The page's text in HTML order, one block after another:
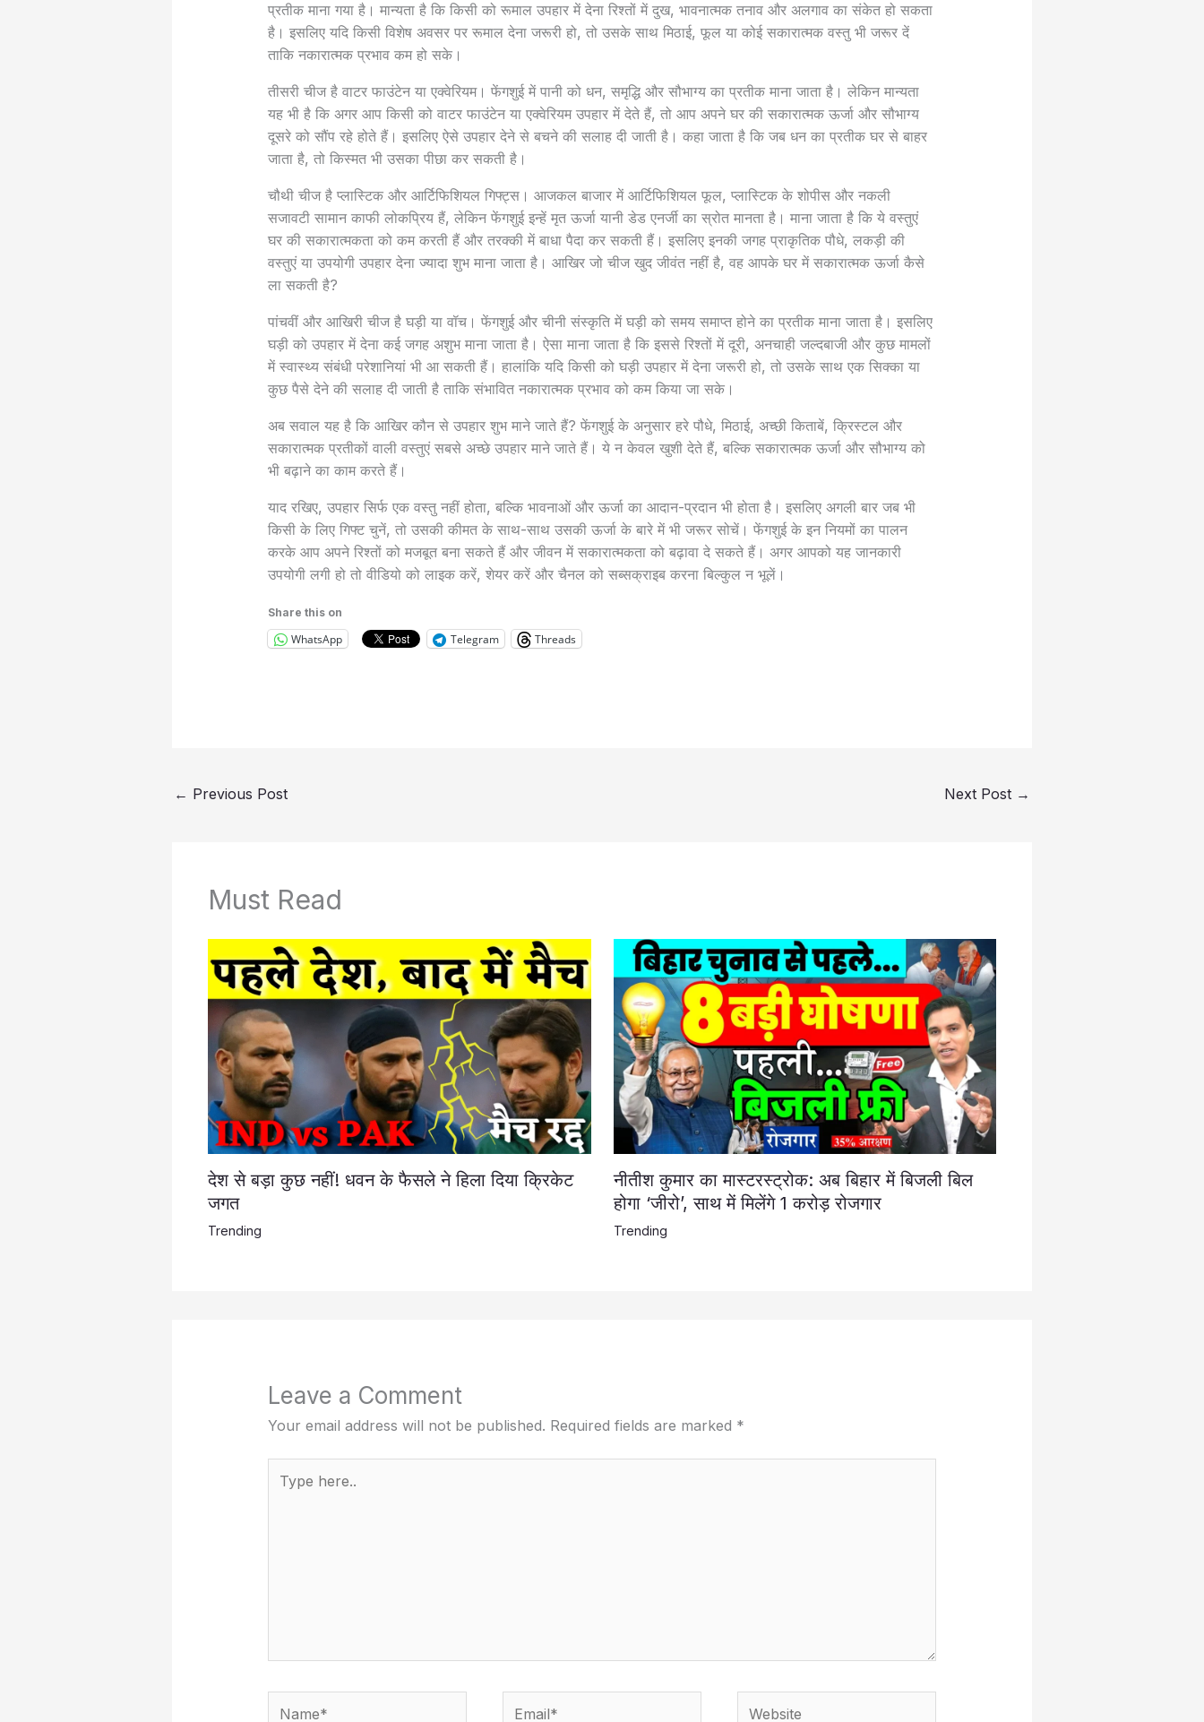
प्रतीक माना गया है। मान्यता है कि किसी को रूमाल उपहार में देना रिश्तों में दुख, भावनात्मक तनाव और अलगाव का संकेत हो सकता
है। इसलिए यदि किसी विशेष अवसर पर रूमाल देना जरूरी हो, तो उसके साथ मिठाई, फूल या कोई सकारात्मक वस्तु भी जरूर दें
ताकि नकारात्मक प्रभाव कम हो सके।
तीसरी चीज है वाटर फाउंटेन या एक्वेरियम। फेंगशुई में पानी को धन, समृद्धि और सौभाग्य का प्रतीक माना जाता है। लेकिन मान्यता
यह भी है कि अगर आप किसी को वाटर फाउंटेन या एक्वेरियम उपहार में देते हैं, तो आप अपने घर की सकारात्मक ऊर्जा और सौभाग्य
दूसरे को सौंप रहे होते हैं। इसलिए ऐसे उपहार देने से बचने की सलाह दी जाती है। कहा जाता है कि जब धन का प्रतीक घर से बाहर
जाता है, तो किस्मत भी उसका पीछा कर सकती है।
चौथी चीज है प्लास्टिक और आर्टिफिशियल गिफ्ट्स। आजकल बाजार में आर्टिफिशियल फूल, प्लास्टिक के शोपीस और नकली
सजावटी सामान काफी लोकप्रिय हैं, लेकिन फेंगशुई इन्हें मृत ऊर्जा यानी डेड एनर्जी का स्रोत मानता है। माना जाता है कि ये वस्तुएं
घर की सकारात्मकता को कम करती हैं और तरक्की में बाधा पैदा कर सकती हैं। इसलिए इनकी जगह प्राकृतिक पौधे, लकड़ी की
वस्तुएं या उपयोगी उपहार देना ज्यादा शुभ माना जाता है। आखिर जो चीज खुद जीवंत नहीं है, वह आपके घर में सकारात्मक ऊर्जा कैसे
ला सकती है?
पांचवीं और आखिरी चीज है घड़ी या वॉच। फेंगशुई और चीनी संस्कृति में घड़ी को समय समाप्त होने का प्रतीक माना जाता है। इसलिए
घड़ी को उपहार में देना कई जगह अशुभ माना जाता है। ऐसा माना जाता है कि इससे रिश्तों में दूरी, अनचाही जल्दबाजी और कुछ मामलों
में स्वास्थ्य संबंधी परेशानियां भी आ सकती हैं। हालांकि यदि किसी को घड़ी उपहार में देना जरूरी हो, तो उसके साथ एक सिक्का या
कुछ पैसे देने की सलाह दी जाती है ताकि संभावित नकारात्मक प्रभाव को कम किया जा सके।
अब सवाल यह है कि आखिर कौन से उपहार शुभ माने जाते हैं? फेंगशुई के अनुसार हरे पौधे, मिठाई, अच्छी किताबें, क्रिस्टल और
सकारात्मक प्रतीकों वाली वस्तुएं सबसे अच्छे उपहार माने जाते हैं। ये न केवल खुशी देते हैं, बल्कि सकारात्मक ऊर्जा और सौभाग्य को
भी बढ़ाने का काम करते हैं।
याद रखिए, उपहार सिर्फ एक वस्तु नहीं होता, बल्कि भावनाओं और ऊर्जा का आदान-प्रदान भी होता है। इसलिए अगली बार जब भी
किसी के लिए गिफ्ट चुनें, तो उसकी कीमत के साथ-साथ उसकी ऊर्जा के बारे में भी जरूर सोचें। फेंगशुई के इन नियमों का पालन
करके आप अपने रिश्तों को मजबूत बना सकते हैं और जीवन में सकारात्मकता को बढ़ावा दे सकते हैं। अगर आपको यह जानकारी
उपयोगी लगी हो तो वीडियो को लाइक करें, शेयर करें और चैनल को सब्सक्राइब करना बिल्कुल न भूलें।
Share this on
WhatsApp Telegram Threads
← Previous Post Next Post →
Must Read
देश से बड़ा कुछ नहीं! धवन के फैसले ने हिला दिया क्रिकेट
जगत
Trending
नीतीश कुमार का मास्टरस्ट्रोक: अब बिहार में बिजली बिल
होगा ‘जीरो’, साथ में मिलेंगे 1 करोड़ रोजगार
Trending
Leave a Comment
Your email address will not be published. Required fields are marked *
here..